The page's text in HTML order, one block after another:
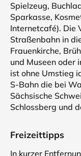
Spielzeug,
Sparkasse,
Internetcafé). Die
Straßenbahn in
Frauenkirche,
und Museen oder
ist ohne Umstieg
S-Bahn die bei
Sächsische
Schlossberg und
Freizeittipps
In kurzer